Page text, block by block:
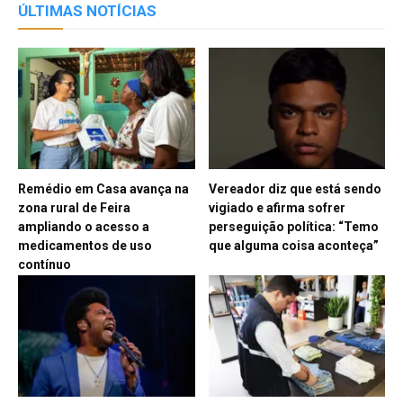
ÚLTIMAS NOTÍCIAS
Remédio em Casa avança na
zona rural de Feira
ampliando o acesso a
medicamentos de uso
contínuo
Vereador diz que está sendo
vigiado e afirma sofrer
perseguição política: “Temo
que alguma coisa aconteça”